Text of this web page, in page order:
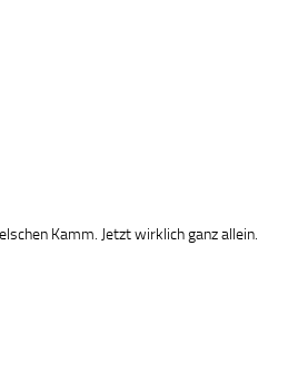
Kamm. Jetzt wirklich ganz allein.